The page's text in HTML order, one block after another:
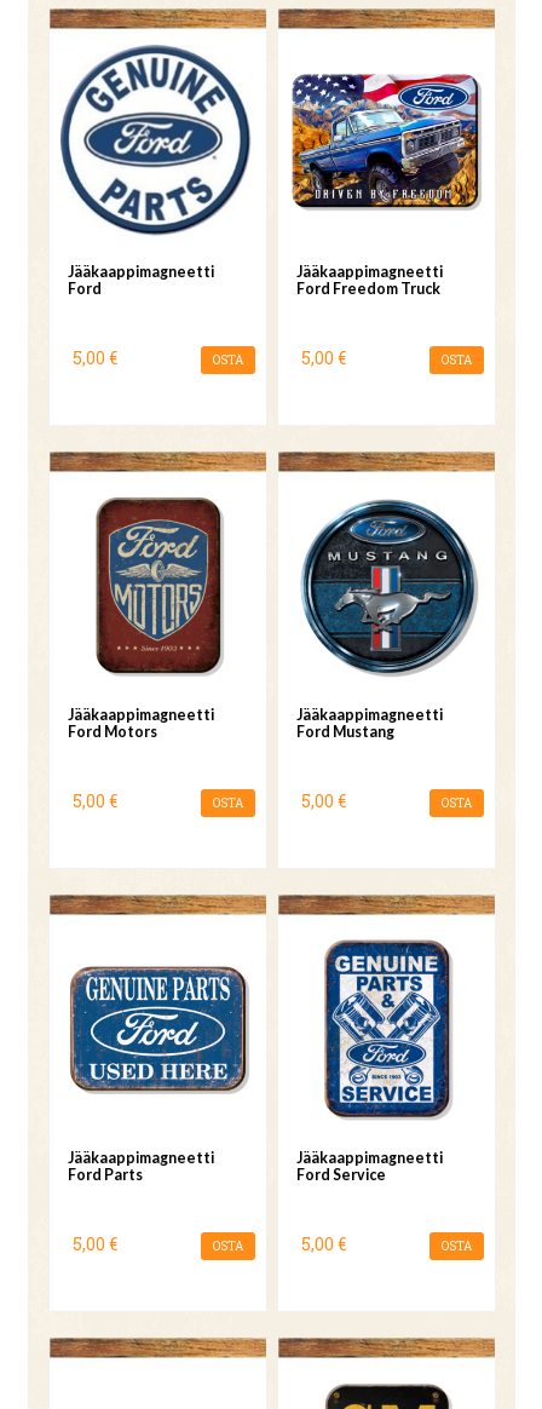
Jääkaappimagneetti
Ford
5,00 € OSTA
Jääkaappimagneetti
Ford Freedom Truck
5,00 € OSTA
Jääkaappimagneetti
Ford Motors
5,00 € OSTA
Jääkaappimagneetti
Ford Mustang
5,00 € OSTA
Jääkaappimagneetti
Ford Parts
5,00 € OSTA
Jääkaappimagneetti
Ford Service
5,00 € OSTA